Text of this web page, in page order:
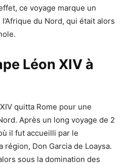
ce voyage marque un
l’Afrique du Nord, qui était alors
Léon XIV à
quitta Rome pour une
Après un long voyage de 2
il fut accueilli par le
Don Garcia de Loaysa.
sous la domination des